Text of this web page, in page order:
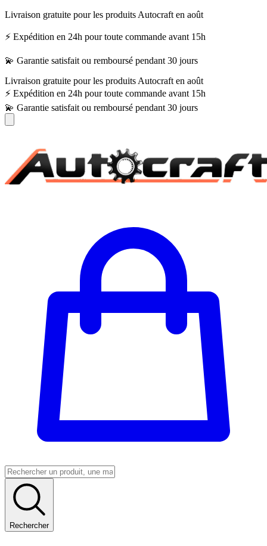
Livraison gratuite pour les produits Autocraft en août
⚡ Expédition en 24h pour toute commande avant 15h
💫 Garantie satisfait ou remboursé pendant 30 jours
Livraison gratuite pour les produits Autocraft en août
⚡ Expédition en 24h pour toute commande avant 15h
💫 Garantie satisfait ou remboursé pendant 30 jours
Rechercher